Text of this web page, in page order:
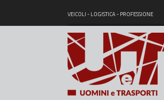
VEICOLI - LOGISTICA - PROFESSIONE